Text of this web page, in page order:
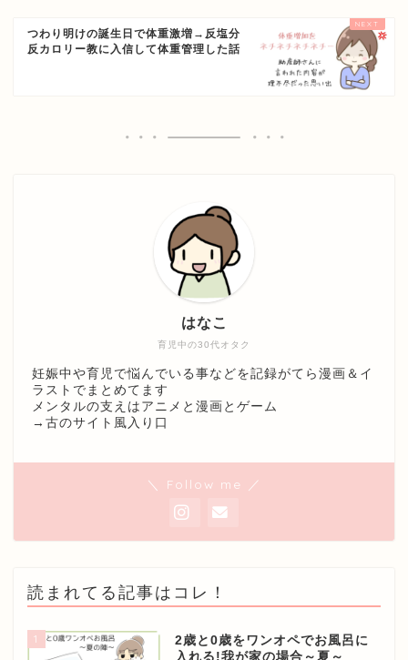
つわり明けの誕生日で体重激増→反塩分
反カロリー教に入信して体重管理した話
育児中の30代オタク
はなこ
妊娠中や育児で悩んでいる事などを記録がてら漫画＆イ
ラストでまとめてます
メンタルの支えはアニメと漫画とゲーム
→ 古のサイト風入り口
＼ Follow me ／
読まれてる記事はコレ！
1
2歳と0歳をワンオペでお風呂に
入れる!我が家の場合～夏～